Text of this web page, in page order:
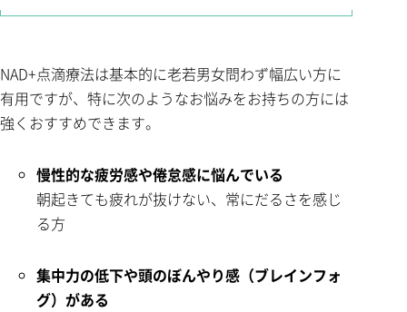
NAD+点滴療法は基本的に老若男女問わず幅広い方に
有用ですが、特に次のようなお悩みをお持ちの方には
強くおすすめできます。
慢性的な疲労感や倦怠感に悩んでいる
朝起きても疲れが抜けない、常にだるさを感じ
る方
集中力の低下や頭のぼんやり感（ブレインフォ
グ）がある